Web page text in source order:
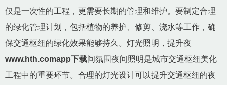
仅是一次性的工程，更需要长期的管理和维护。要制定合理
的绿化管理计划，包括植物的养护、修剪、浇水等工作，确
保交通枢纽的绿化效果能够持久。灯光照明，提升夜
www.hth.comapp下载间氛围夜间照明是城市交通枢纽美化
工程中的重要环节。合理的灯光设计可以提升交通枢纽的夜